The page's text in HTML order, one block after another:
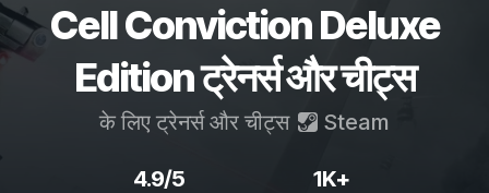
Cell Conviction Deluxe
Edition ट्रेनर्स और चीट्स
के लिए ट्रेनर्स और चीट्स Steam
4.9/5 1K+